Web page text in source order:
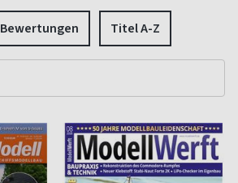
Bewertungen Titel A-Z